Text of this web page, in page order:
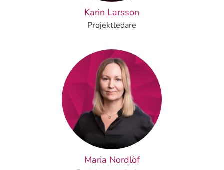
Karin Larsson
Projektledare
Maria Nordlöf